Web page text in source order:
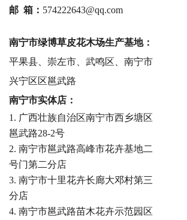
邮 箱： 574222643@qq.com
南宁市绿博草皮花木场生产基地：
平果县、崇左市、武鸣区、南宁市
兴宁区区邕武路
南宁市实体店：
1. 广西壮族自治区南宁市西乡塘区
邕武路28-2号
2. 南宁市邕武路高峰市花卉基地二
号门第二分店
3. 南宁市十里花卉长廊大邓村第三
分店
4. 南宁市邕武路苗木花卉示范园区